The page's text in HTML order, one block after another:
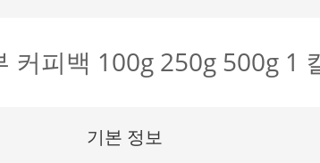
커피백 100g 250g 500g 1
기본 정보